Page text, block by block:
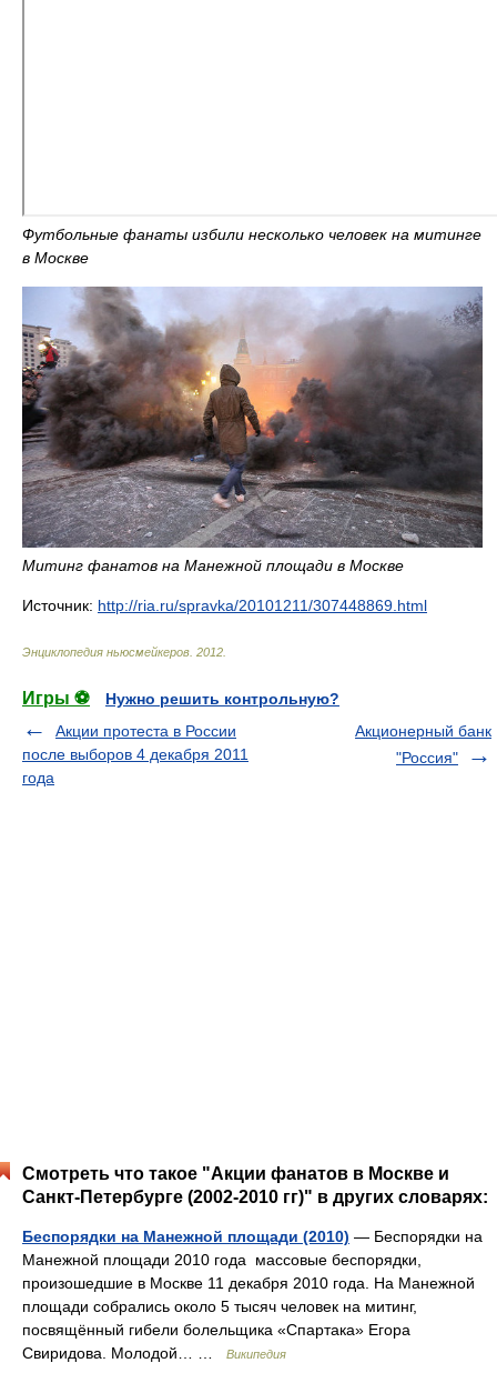
Футбольные фанаты избили несколько человек на митинге
в Москве
Митинг фанатов на Манежной площади в Москве
Источник: http://ria.ru/spravka/20101211/307448869.html
Энциклопедия ньюсмейкеров 2012
Игры ⚽
Нужно решить контрольную?
Акции протеста в России
после выборов 4 декабря 2011
года
Акционерный банк
"Россия"
Смотреть что такое "Акции фанатов в Москве и
Санкт-Петербурге (2002-2010 гг)" в других словарях:
Беспорядки на Манежной площади (2010) — Беспорядки на
Манежной площади 2010 года массовые беспорядки,
произошедшие в Москве 11 декабря 2010 года. На Манежной
площади собрались около 5 тысяч человек на митинг,
посвящённый гибели болельщика «Спартака» Егора
Свиридова. Молодой… …
Википедия